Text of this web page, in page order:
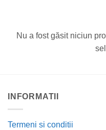
Nu a fost găsit niciun
INFORMATII
Termeni si conditii